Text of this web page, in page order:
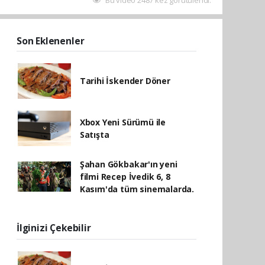
Son Eklenenler
Tarihi İskender Döner
Xbox Yeni Sürümü ile
Satışta
Şahan Gökbakar'ın yeni
filmi Recep İvedik 6, 8
Kasım'da tüm sinemalarda.
İlginizi Çekebilir